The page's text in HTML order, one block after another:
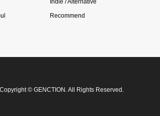
Indie / Alternative
Recommend
Copyright© GENCTION. All Rights Reserved.